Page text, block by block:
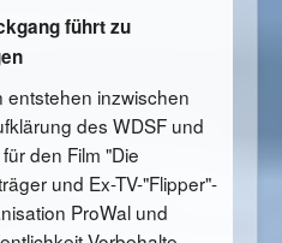
führt zu
entstehen inzwischen
des WDSF und
den Film "Die
und Ex-TV-"Flipper"-
ProWal und